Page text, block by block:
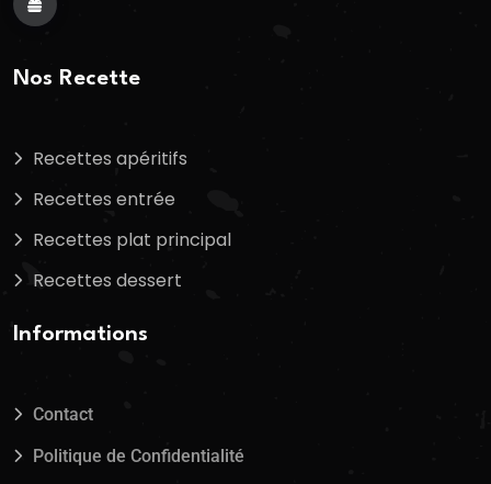
Nos Recette
Recettes apéritifs
Recettes entrée
Recettes plat principal
Recettes dessert
Informations
Contact
Politique de Confidentialité